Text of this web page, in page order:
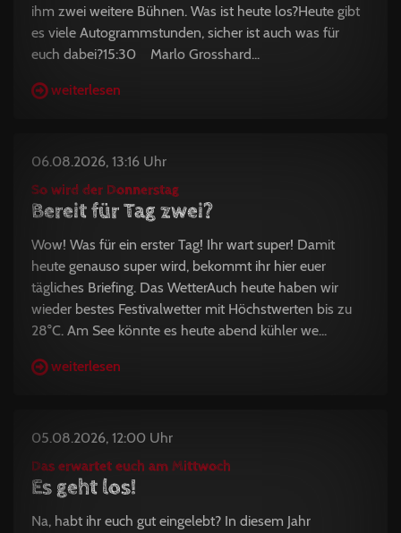
ihm zwei weitere Bühnen. Was ist heute los?Heute gibt
es viele Autogrammstunden, sicher ist auch was für
euch dabei?15:30 Marlo Grosshard...
weiterlesen
06.08.2026, 13:16 Uhr
So wird der Donnerstag
Bereit für Tag zwei?
Wow! Was für ein erster Tag! Ihr wart super! Damit
heute genauso super wird, bekommt ihr hier euer
tägliches Briefing. Das WetterAuch heute haben wir
wieder bestes Festivalwetter mit Höchstwerten bis zu
28°C. Am See könnte es heute abend kühler we...
weiterlesen
05.08.2026, 12:00 Uhr
Das erwartet euch am Mittwoch
Es geht los!
Na, habt ihr euch gut eingelebt? In diesem Jahr